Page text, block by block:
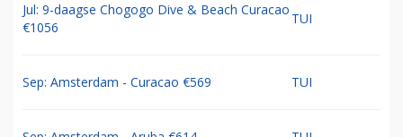
Jul: 9-daagse Chogogo Dive & Beach Curacao
€1056
TUI
Sep: Amsterdam - Curacao €569 TUI